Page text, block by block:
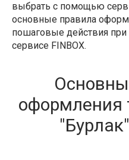
выбрать с помощью
основные правила
пошаговые действия при
сервисе FINBOX.
оформления